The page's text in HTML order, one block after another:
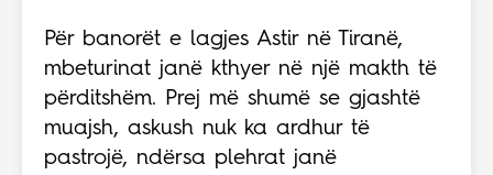
Për banorët e lagjes Astir në Tiranë,
mbeturinat janë kthyer në një makth të
përditshëm. Prej më shumë se gjashtë
muajsh, askush nuk ka ardhur të
pastrojë, ndërsa plehrat janë